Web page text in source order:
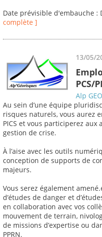
Date prévisible d'embauche :
complète ]
13/05/
PCS/
Alp
Au sein d’une équipe
risques naturels, vous aurez
PICS et vous participerez
gestion de crise.
À l’aise avec les outils
conception de supports de
majeurs.
Vous serez également
d’études de danger et
en collaboration avec vos
mouvement de terrain,
de missions d’expertise ou
PPRN.